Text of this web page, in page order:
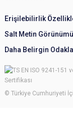
Erişilebilirlik
Salt Metin Görünümü
Daha Belirgin
© Türkiye Cumhuriyeti